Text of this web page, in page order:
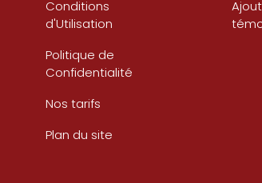
Conditions
d'Utilisation
Politique de
Confidentialité
Nos tarifs
Plan du site